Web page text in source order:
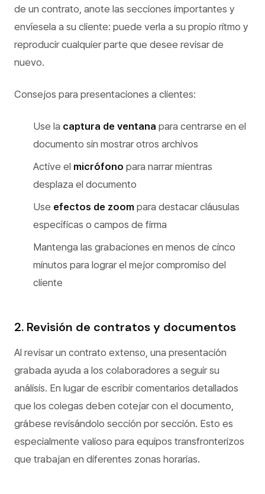
de un contrato, anote las secciones importantes y
envíesela a su cliente: puede verla a su propio ritmo y
reproducir cualquier parte que desee revisar de
nuevo.
Consejos para presentaciones a clientes:
Use la captura de ventana para centrarse en el
documento sin mostrar otros archivos
Active el micrófono para narrar mientras
desplaza el documento
Use efectos de zoom para destacar cláusulas
específicas o campos de firma
Mantenga las grabaciones en menos de cinco
minutos para lograr el mejor compromiso del
cliente
2. Revisión de contratos y documentos
Al revisar un contrato extenso, una presentación
grabada ayuda a los colaboradores a seguir su
análisis. En lugar de escribir comentarios detallados
que los colegas deben cotejar con el documento,
grábese revisándolo sección por sección. Esto es
especialmente valioso para equipos transfronterizos
que trabajan en diferentes zonas horarias.